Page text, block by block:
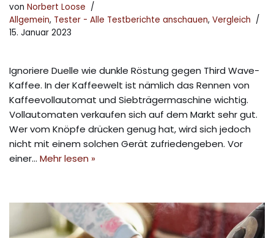
von Norbert Loose
Allgemein, Tester - Alle Testberichte anschauen, Vergleich
15. Januar 2023
Ignoriere Duelle wie dunkle Röstung gegen Third Wave-
Kaffee. In der Kaffeewelt ist nämlich das Rennen von
Kaffeevollautomat und Siebträgermaschine wichtig.
Vollautomaten verkaufen sich auf dem Markt sehr gut.
Wer vom Knöpfe drücken genug hat, wird sich jedoch
nicht mit einem solchen Gerät zufriedengeben. Vor
einer… Mehr lesen »